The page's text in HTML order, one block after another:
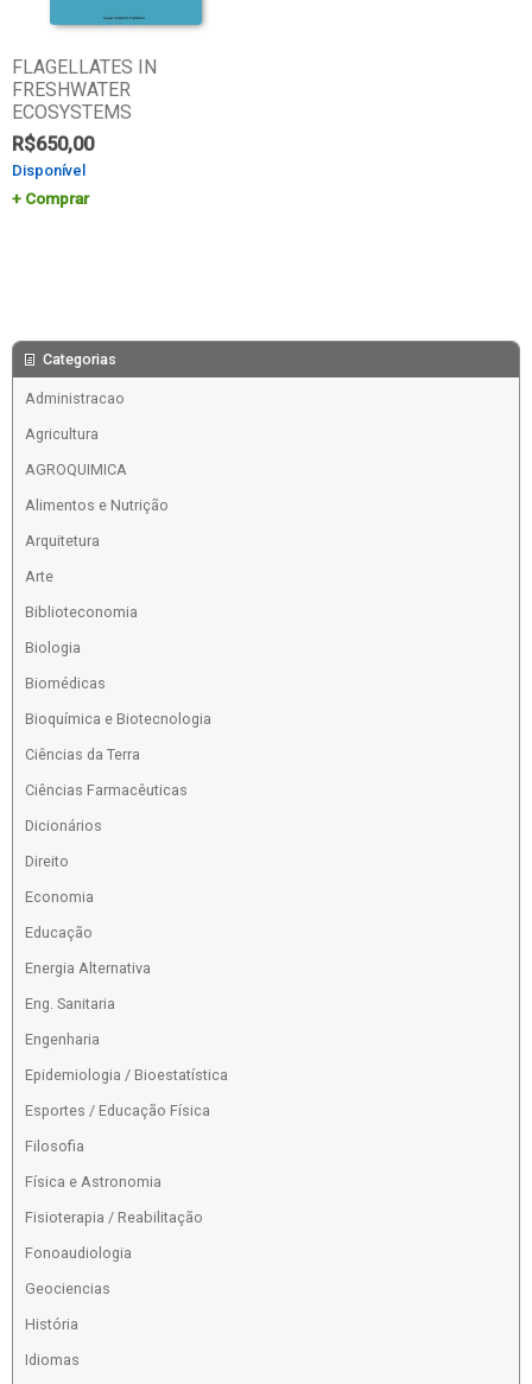
FLAGELLATES IN
FRESHWATER
ECOSYSTEMS
R$650,00
Disponível
Comprar
Categorias
Administracao
Agricultura
AGROQUIMICA
Alimentos e Nutrição
Arquitetura
Arte
Biblioteconomia
Biologia
Biomédicas
Bioquímica e Biotecnologia
Ciências da Terra
Ciências Farmacêuticas
Dicionários
Direito
Economia
Educação
Energia Alternativa
Eng. Sanitaria
Engenharia
Epidemiologia / Bioestatística
Esportes / Educação Física
Filosofia
Física e Astronomia
Fisioterapia / Reabilitação
Fonoaudiologia
Geociencias
História
Idiomas